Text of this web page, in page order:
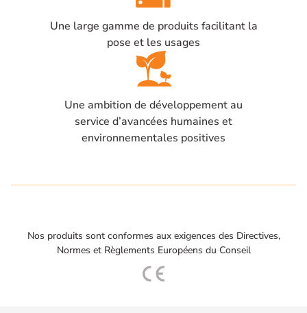
Une large gamme de produits facilitant la
pose et les usages
Une ambition de développement au
service d’avancées humaines et
environnementales positives
Nos produits sont conformes aux exigences des Directives,
Normes et Règlements Européens du Conseil